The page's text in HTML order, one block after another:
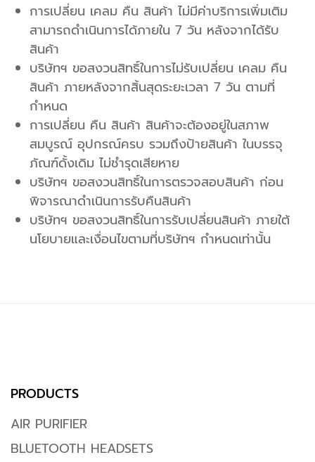
การเปลี่ยน เคลม คืน สินค้า ไม่มีค่าบริการเพิ่มเติม
สามารถดำเนินการได้ภายใน 7 วัน หลังจากได้รับ
สินค้า
บริษัทฯ ขอสงวนสิทธิ์ในการไม่รับเปลี่ยน เคลม คืน
สินค้า ภายหลังจากสิ้นสุดระยะเวลา 7 วัน ตามที่
กำหนด
การเปลี่ยน คืน สินค้า สินค้าจะต้องอยู่ในสภาพ
สมบูรณ์ อุปกรณ์ครบ รวมถึงป้ายสินค้า ในบรรจุ
ภัณฑ์ดั้งเดิม ไม่ชำรุดเสียหาย
บริษัทฯ ขอสงวนสิทธิ์ในการตรวจสอบสินค้า ก่อน
พิจารณาดำเนินการรับคืนสินค้า
บริษัทฯ ขอสงวนสิทธิ์ในการรับเปลี่ยนสินค้า ภายใต้
นโยบายและเงื่อนไขตามที่บริษัทฯ กำหนดเท่านั้น
PRODUCTS
AIR PURIFIER
BLUETOOTH HEADSETS